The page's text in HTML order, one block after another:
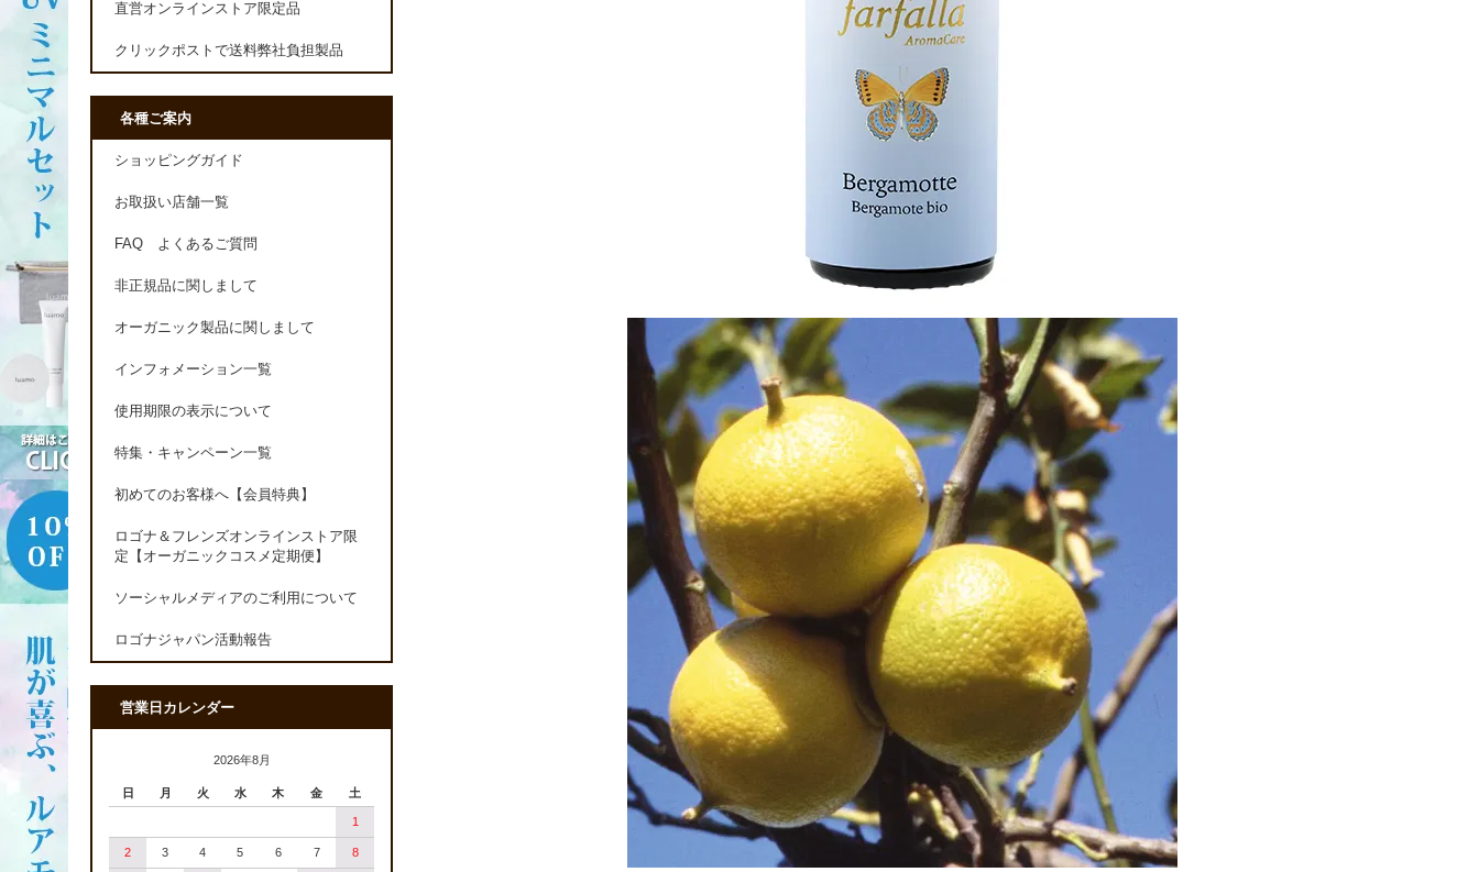
直営オンラインストア限定品
クリックポストで送料弊社負担製品
各種ご案内
ショッピングガイド
お取扱い店舗一覧
FAQ よくあるご質問
非正規品に関しまして
オーガニック製品に関しまして
インフォメーション一覧
使用期限の表示について
特集・キャンペーン一覧
初めてのお客様へ【会員特典】
ロゴナ＆フレンズオンラインストア限
定【オーガニックコスメ定期便】
ソーシャルメディアのご利用について
ロゴナジャパン活動報告
営業日カレンダー
2026年8月
日 月 火 水 木 金 土
1
2 3 4 5 6 7 8